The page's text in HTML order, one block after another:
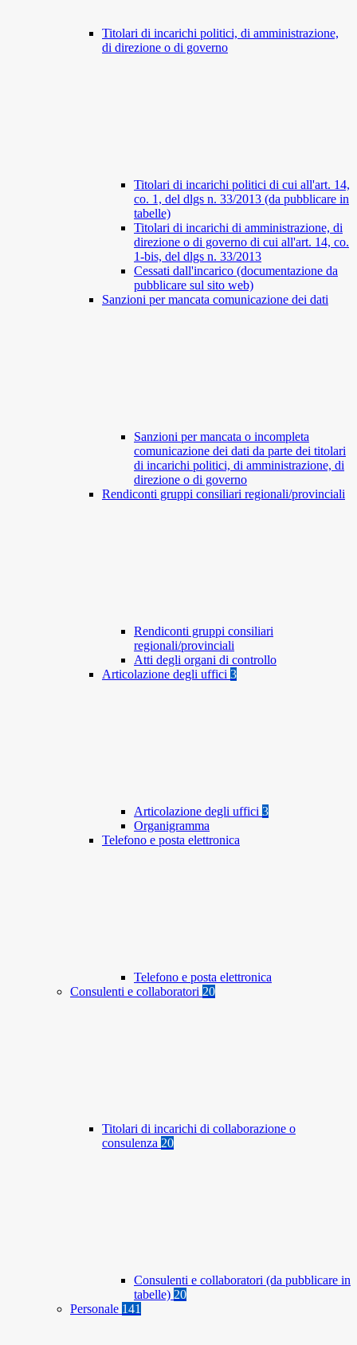
Titolari di incarichi politici, di amministrazione,
di direzione o di governo
Titolari di incarichi politici di cui all'art. 14,
co. 1, del dlgs n. 33/2013 (da pubblicare in
tabelle)
Titolari di incarichi di amministrazione, di
direzione o di governo di cui all'art. 14, co.
1-bis, del dlgs n. 33/2013
Cessati dall'incarico (documentazione da
pubblicare sul sito web)
Sanzioni per mancata comunicazione dei dati
Sanzioni per mancata o incompleta
comunicazione dei dati da parte dei titolari
di incarichi politici, di amministrazione, di
direzione o di governo
Rendiconti gruppi consiliari regionali/provinciali
Rendiconti gruppi consiliari
regionali/provinciali
Atti degli organi di controllo
Articolazione degli uffici 3
Articolazione degli uffici 3
Organigramma
Telefono e posta elettronica
Telefono e posta elettronica
Consulenti e collaboratori 20
Titolari di incarichi di collaborazione o
consulenza 20
Consulenti e collaboratori (da pubblicare in
tabelle) 20
Personale 141